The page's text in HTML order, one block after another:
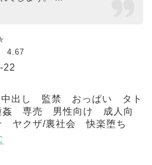
4.67
22
中出し 監禁 おっぱい タト
姦 専売 男性向け 成人向
ヤクザ/裏社会 快楽堕ち